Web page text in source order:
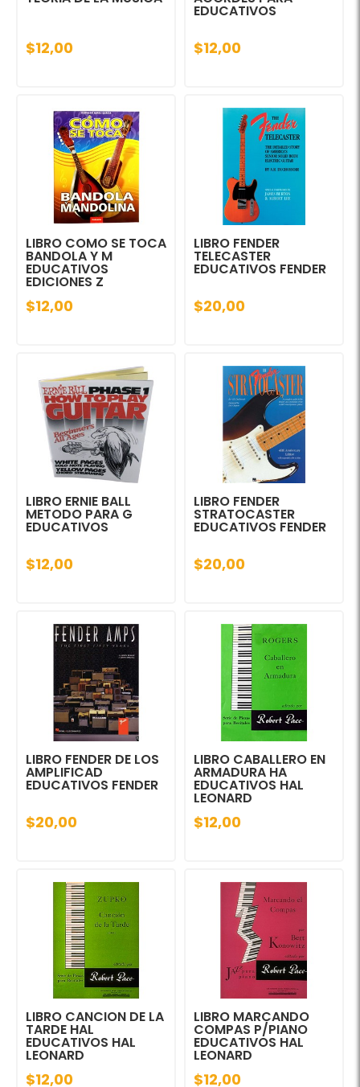
$12,00
EDUCATIVOS
$12,00
LIBRO COMO SE TOCA
BANDOLA Y M
EDUCATIVOS
EDICIONES Z
$12,00
LIBRO FENDER
TELECASTER
EDUCATIVOS FENDER
$20,00
LIBRO ERNIE BALL
METODO PARA G
EDUCATIVOS
$12,00
LIBRO FENDER
STRATOCASTER
EDUCATIVOS FENDER
$20,00
LIBRO FENDER DE LOS
AMPLIFICAD
EDUCATIVOS FENDER
$20,00
LIBRO CABALLERO EN
ARMADURA HA
EDUCATIVOS HAL
LEONARD
$12,00
LIBRO CANCION DE LA
TARDE HAL
EDUCATIVOS HAL
LEONARD
$12,00
LIBRO MARCANDO
COMPAS P/PIANO
EDUCATIVOS HAL
LEONARD
$12,00